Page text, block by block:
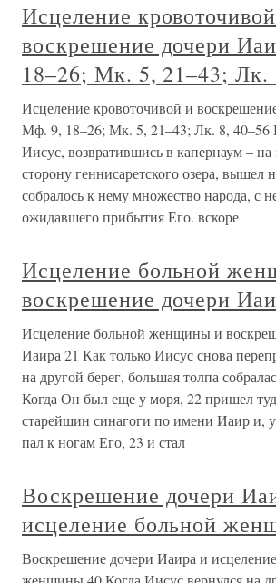
Исцеление
воскрешение дочери
18–26; Мк. 5, 21–43; Лк.
Исцеление кровоточивой и
Мф. 9, 18–26; Мк. 5, 21–43; Лк. 8, 40–56
Иисус, возвратившись в капернаум –
сторону геннисаретского озера, вышел
собралось к нему множество народа, с
ожидавшего прибытия Его. вскоре
Исцеление больной
воскрешение дочери
Исцеление больной женщины и
Иаира 21 Как только Иисус снова
на другой берег, большая толпа
Когда Он был еще у моря, 22 пришел
старейшин синагоги по имени Иаир и,
пал к ногам Его, 23 и стал
Воскрешение дочери
исцеление больной
Воскрешение дочери Иаира и